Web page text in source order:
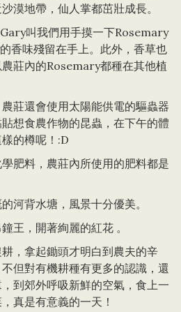
漠地帶，仙人掌都茁壯成長。
叫我們用手摸一下Rosemary
香味殘留在手上。此外，香草也
莊內的Rosemary都種在其他植
莊還會使用太陽能供電的驅蟲器
想食農作物的昆蟲，在下午的體
的樽呢！:D
肥料，農莊內所使用的肥料都是
河背水塘，風景十分優美。
王，開著絢麗的紅花 。
，拿起鋤頭才明白到農夫的辛
但對有機耕種有更多的認識，還
到郊外呼吸新鮮的空氣，食上一
真是有意義的一天！